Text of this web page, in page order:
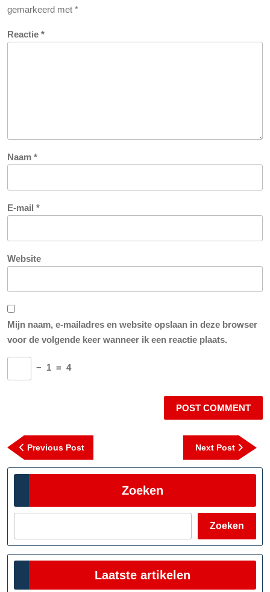
gemarkeerd met *
Reactie *
Naam *
E-mail *
Website
Mijn naam, e-mailadres en website opslaan in deze browser
voor de volgende keer wanneer ik een reactie plaats.
− 1 = 4
Berichtnavigatie
Previous PostPrevious
Post
Next Post
Next
Post
Zoeken
Zoeken
Laatste artikelen